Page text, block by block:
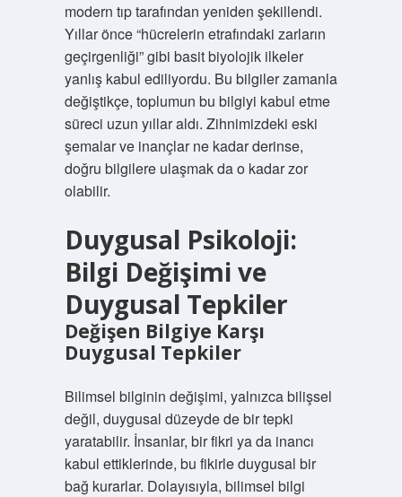
modern tıp tarafından yeniden şekillendi.
Yıllar önce “hücrelerin etrafındaki zarların
geçirgenliği” gibi basit biyolojik ilkeler
yanlış kabul ediliyordu. Bu bilgiler zamanla
değiştikçe, toplumun bu bilgiyi kabul etme
süreci uzun yıllar aldı. Zihnimizdeki eski
şemalar ve inançlar ne kadar derinse,
doğru bilgilere ulaşmak da o kadar zor
olabilir.
Duygusal Psikoloji:
Bilgi Değişimi ve
Duygusal Tepkiler
Değişen Bilgiye Karşı
Duygusal Tepkiler
Bilimsel bilginin değişimi, yalnızca bilişsel
değil, duygusal düzeyde de bir tepki
yaratabilir. İnsanlar, bir fikri ya da inancı
kabul ettiklerinde, bu fikirle duygusal bir
bağ kurarlar. Dolayısıyla, bilimsel bilgi